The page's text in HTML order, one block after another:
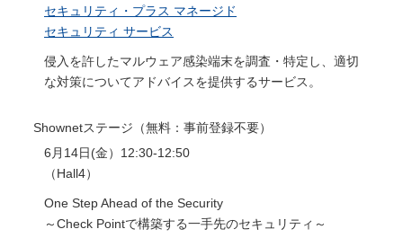
セキュリティ・プラス マネージド
セキュリティ サービス
侵入を許したマルウェア感染端末を調査・特定し、適切
な対策についてアドバイスを提供するサービス。
Shownetステージ（無料：事前登録不要）
6月14日(金）12:30-12:50
（Hall4）
One Step Ahead of the Security
～Check Pointで構築する一手先のセキュリティ～